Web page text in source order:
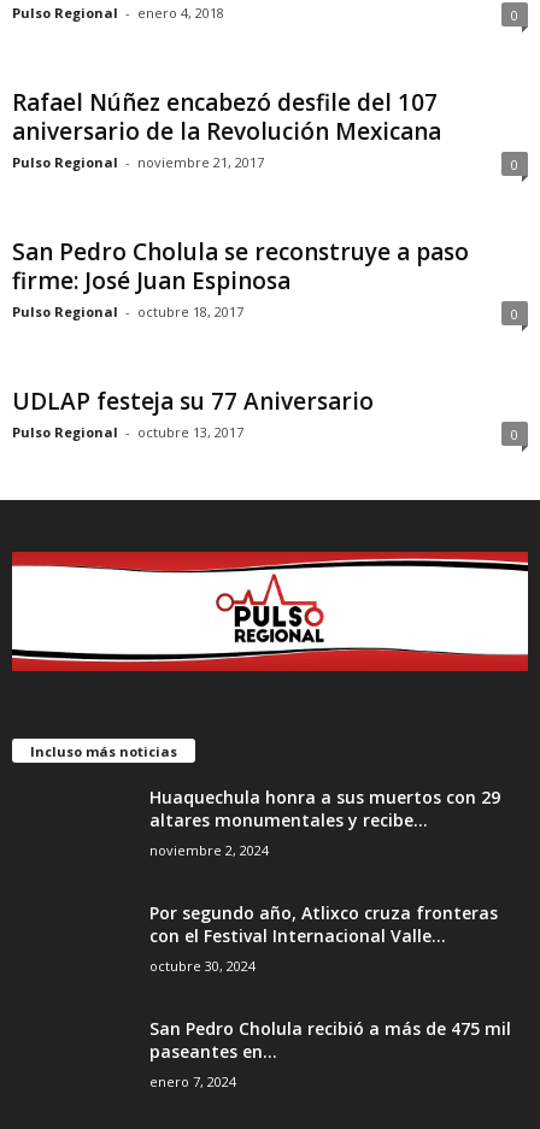
Pulso Regional - enero 4, 2018 0
Rafael Núñez encabezó desfile del 107
aniversario de la Revolución Mexicana
Pulso Regional - noviembre 21, 2017 0
San Pedro Cholula se reconstruye a paso
firme: José Juan Espinosa
Pulso Regional - octubre 18, 2017 0
UDLAP festeja su 77 Aniversario
Pulso Regional - octubre 13, 2017 0
Incluso más noticias
Huaquechula honra a sus muertos con 29
altares monumentales y recibe...
noviembre 2, 2024
Por segundo año, Atlixco cruza fronteras
con el Festival Internacional Valle...
octubre 30, 2024
San Pedro Cholula recibió a más de 475 mil
paseantes en...
enero 7, 2024